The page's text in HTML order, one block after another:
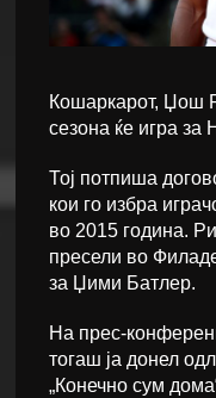
Кошаркарот, Џoш
сезона ќе игра
Тој потпиша
кои го избра
во 2015 година.
пресели во
за Џими Батлер.
На прес-
тогаш ја донел
„Конечно сум